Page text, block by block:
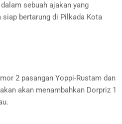
sebuah ajakan yang
siap bertarung di Pilkada Kota
2 pasangan Yoppi-Rustam dan
akan menambahkan Dorpriz 1